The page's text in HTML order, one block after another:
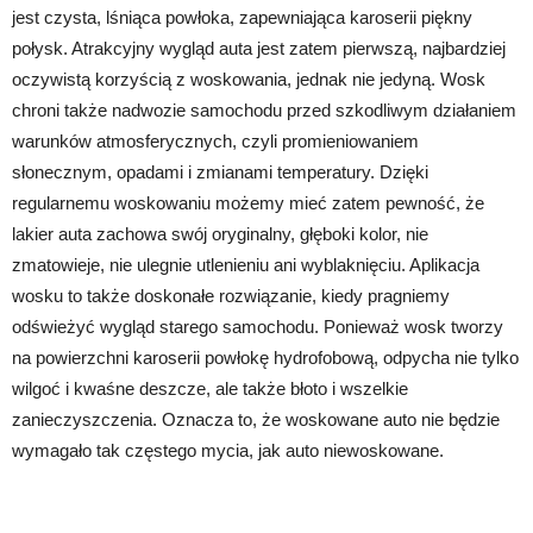
jest czysta, lśniąca powłoka, zapewniająca karoserii piękny
połysk. Atrakcyjny wygląd auta jest zatem pierwszą, najbardziej
oczywistą korzyścią z woskowania, jednak nie jedyną. Wosk
chroni także nadwozie samochodu przed szkodliwym działaniem
warunków atmosferycznych, czyli promieniowaniem
słonecznym, opadami i zmianami temperatury. Dzięki
regularnemu woskowaniu możemy mieć zatem pewność, że
lakier auta zachowa swój oryginalny, głęboki kolor, nie
zmatowieje, nie ulegnie utlenieniu ani wyblaknięciu. Aplikacja
wosku to także doskonałe rozwiązanie, kiedy pragniemy
odświeżyć wygląd starego samochodu. Ponieważ wosk tworzy
na powierzchni karoserii powłokę hydrofobową, odpycha nie tylko
wilgoć i kwaśne deszcze, ale także błoto i wszelkie
zanieczyszczenia. Oznacza to, że woskowane auto nie będzie
wymagało tak częstego mycia, jak auto niewoskowane.